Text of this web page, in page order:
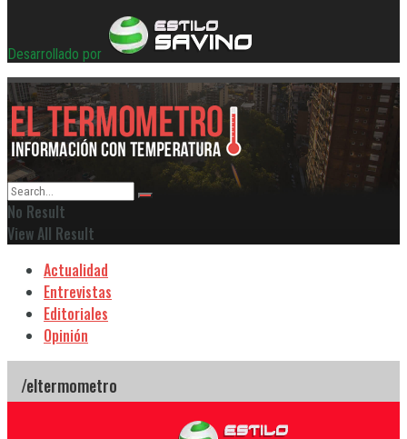
Desarrollado por
No Result
View All Result
Actualidad
Entrevistas
Editoriales
Opinión